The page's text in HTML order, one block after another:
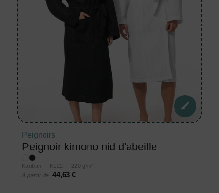
Peignoirs
Peignoir kimono nid d'abeille
Kariban — K122 — 220 g/m²
À partir de
44,63 €